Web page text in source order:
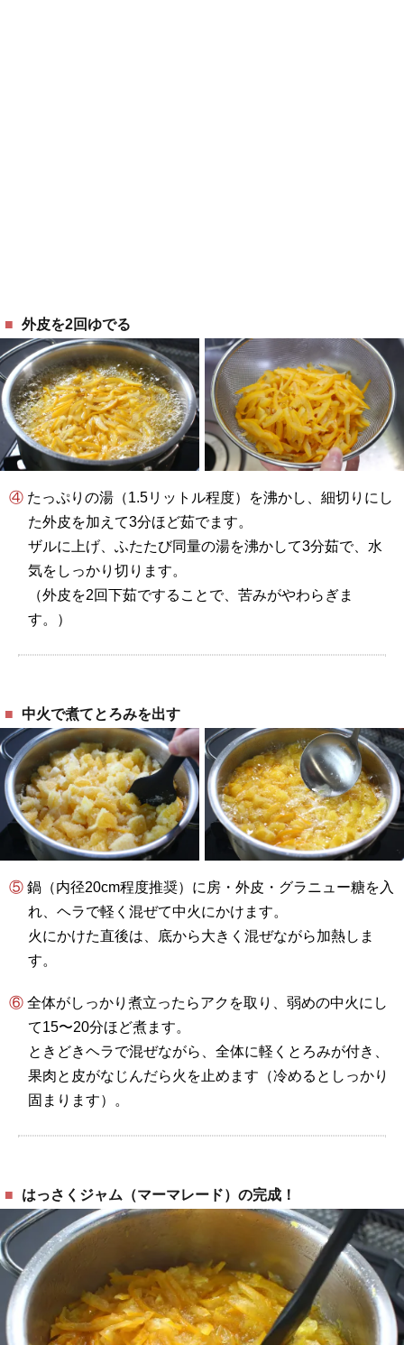
外皮を2回ゆでる
④ たっぷりの湯（1.5リットル程度）を沸かし、細切りにし
た外皮を加えて3分ほど茹でます。
ザルに上げ、ふたたび同量の湯を沸かして3分茹で、水
気をしっかり切ります。
（外皮を2回下茹ですることで、苦みがやわらぎま
す。）
中火で煮てとろみを出す
⑤ 鍋（内径20cm程度推奨）に房・外皮・グラニュー糖を入
れ、ヘラで軽く混ぜて中火にかけます。
火にかけた直後は、底から大きく混ぜながら加熱しま
す。
⑥ 全体がしっかり煮立ったらアクを取り、弱めの中火にし
て15〜20分ほど煮ます。
ときどきヘラで混ぜながら、全体に軽くとろみが付き、
果肉と皮がなじんだら火を止めます（冷めるとしっかり
固まります）。
はっさくジャム（マーマレード）の完成！